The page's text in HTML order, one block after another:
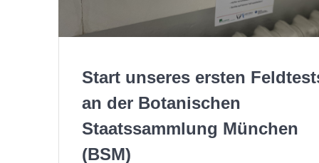
Start unseres ersten
an der Botanischen
Staatssammlung München
(BSM)